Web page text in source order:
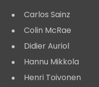
Carlos Sainz
Colin McRae
Didier Auriol
Hannu Mikkola
Henri Toivonen